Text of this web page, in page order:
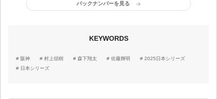
バックナンバーを見る
KEYWORDS
阪神 村上頌樹 森下翔太 佐藤輝明
2025日本シリーズ
日本シリーズ